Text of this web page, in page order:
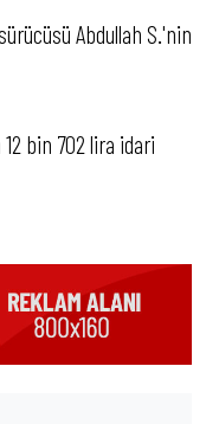
Abdullah S.'nin
bin 702 lira idari